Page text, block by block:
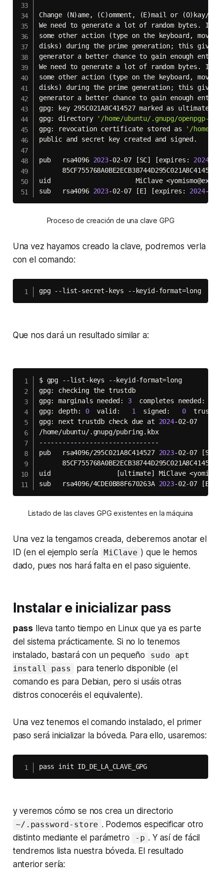
Change (N)ame, (C)omment, (E)mail or (O)kay/
We need to generate a lot of random bytes. It
some other action
(type on the keyboard,
disks) during the prime generation;
this gives
generator a better chance to gain enough
We need to generate a lot of random bytes. It
some other action
(type on the keyboard,
disks) during the prime generation;
this gives
generator a better chance to gain enough
gpg: key 295C021A8C414527 marked as
gpg: directory
'/home/ubuntu/.gnupg/openpgp-
gpg: revocation certificate stored as
'/home/
public and secret key created and signed.
pub   rsa4096 2023-02-07 [SC] [expires: 2024
      85CF755768A0BE2ECB38744D295C021A8C414527
uid                      MiClave <
sub   rsa4096 2023-02-07 [E] [expires: 2024-02-
Proceso de creación de una clave GPG
Una vez hayamos creado la clave, podremos verla
con el comando:
gpg --list-secret-keys --keyid-format=long
Que nos dará un resultado similar a:
$ gpg --list-keys --keyid-format=long
gpg: checking the trustdb
gpg: marginals needed: 3
  completes needed:
gpg: depth: 0
  valid:
1
  signed:
0
  trust:
gpg: next trustdb check due at 2024-02-07
/home/ubuntu/.gnupg/pubring.kbx
-------------------------------
pub   rsa4096/295C021A8C414527 2023-02-07 [SC
      85CF755768A0BE2ECB38744D295C021A8C414527
uid
[ultimate] MiClave <
sub   rsa4096/4CDE0B88F670263A 2023-02-07 [E
Listado de las claves GPG existentes en la máquina
Una vez la tengamos creada, deberemos anotar el
ID (en el ejemplo sería MiClave ) que le hemos
dado, pues nos hará falta en el paso siguiente.
Instalar e inicializar pass
pass lleva tanto tiempo en Linux que ya es parte
del sistema prácticamente. Si no lo tenemos
instalado, bastará con un pequeño
sudo apt
install pass
para tenerlo disponible (el
comando es para Debian, pero si usáis otras
distros conoceréis el equivalente).
Una vez tenemos el comando instalado, el primer
paso será inicializar la bóveda. Para ello, usaremos:
pass init ID_DE_LA_CLAVE_GPG
y veremos cómo se nos crea un directorio
~/.password-store . Podemos especificar otro
distinto mediante el parámetro
-p . Y así de fácil
tendremos lista nuestra bóveda. El resultado
anterior sería: